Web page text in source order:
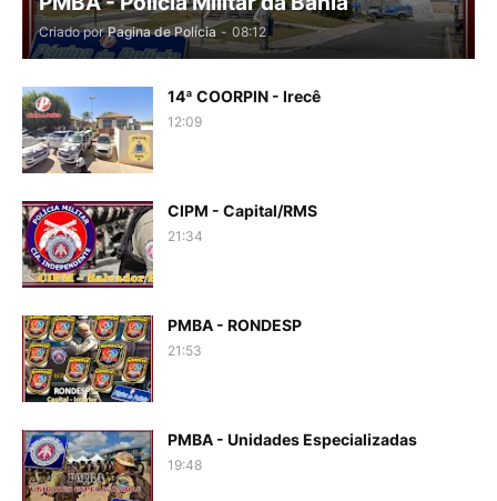
Criado por Pagina de Polícia - 08:12
14ª COORPIN - Irecê
12:09
CIPM - Capital/RMS
21:34
PMBA - RONDESP
21:53
PMBA - Unidades Especializadas
19:48